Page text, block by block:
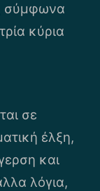
σύμφωνα
κύρια
σε
έλξη,
και
λόγια,